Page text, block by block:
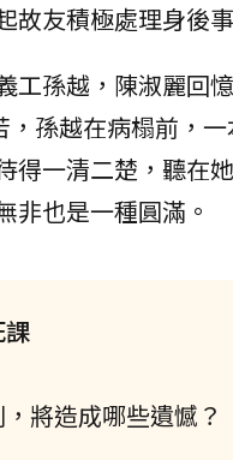
故友積極處理身後
工孫越，陳淑麗回
孫越在病榻前，
得一清二楚，聽在
非也是一種圓滿。
將造成哪些遺憾？